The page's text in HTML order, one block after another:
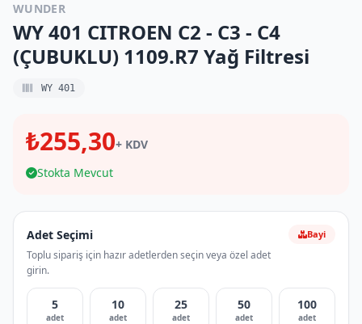
WUNDER
WY 401 CITROEN C2 - C3 - C4
(ÇUBUKLU) 1109.R7 Yağ Filtresi
WY 401
₺255,30+ KDV
Stokta Mevcut
Adet Seçimi
Toplu sipariş için hazır adetlerden seçin veya özel adet
girin.
Bayi
5
adet
10
adet
25
adet
50
adet
100
adet